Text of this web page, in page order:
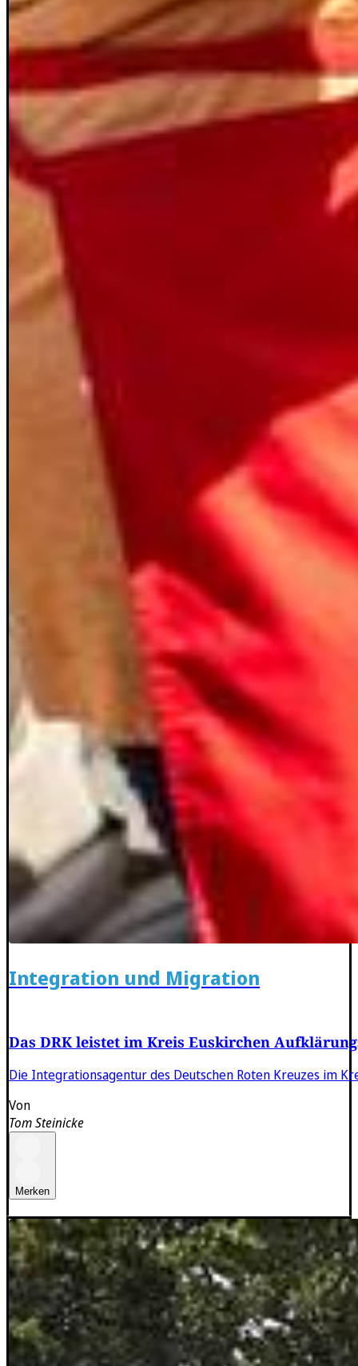
Integration und Migration
Das DRK leistet im Kreis Euskirchen
Die Integrationsagentur des Deutschen Roten Kreuzes im
Von
Tom Steinicke
Merken